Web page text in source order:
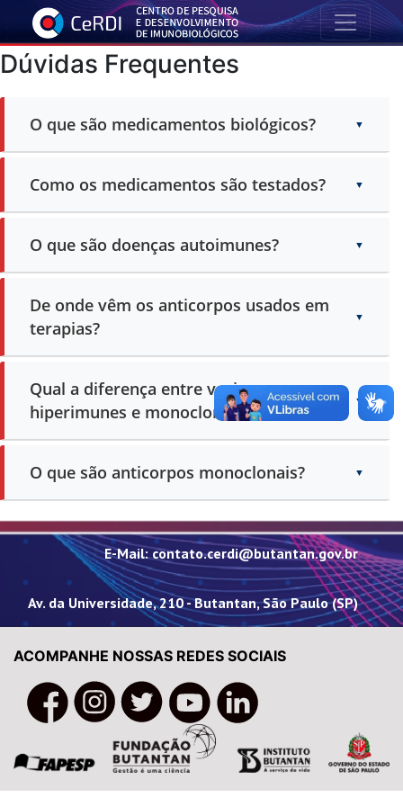
Dúvidas Frequentes
O que são medicamentos biológicos?
Como os medicamentos são testados?
O que são doenças autoimunes?
De onde vêm os anticorpos usados em
terapias?
Qual a diferença entre vacinas, soros
hiperimunes e monoclonais?
O que são anticorpos monoclonais?
E-Mail: contato.cerdi@butantan.gov.br
Av. da Universidade, 210 - Butantan, São Paulo (SP)
ACOMPANHE NOSSAS REDES SOCIAIS